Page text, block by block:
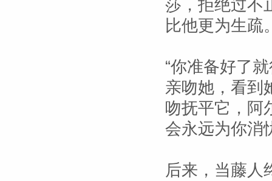
莎，拒绝过不
比他更为生疏
“你准备好了
亲吻她，看到
吻抚平它，阿
会永远为你消
后来，当藤人